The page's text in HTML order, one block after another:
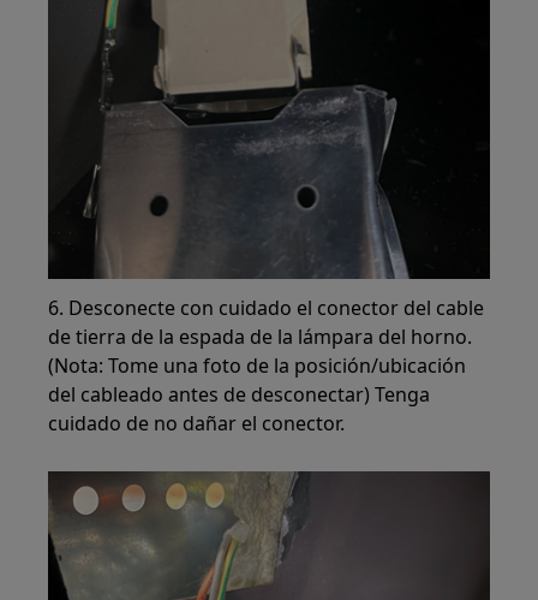
6. Desconecte con cuidado el conector del cable
de tierra de la espada de la lámpara del horno.
(Nota: Tome una foto de la posición/ubicación
del cableado antes de desconectar) Tenga
cuidado de no dañar el conector.